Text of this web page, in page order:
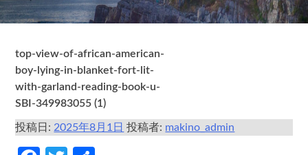
top-view-of-african-american-
boy-lying-in-blanket-fort-lit-
with-garland-reading-book-u-
SBI-349983055 (1)
投稿日: 2025年8月1日 投稿者: makino_admin